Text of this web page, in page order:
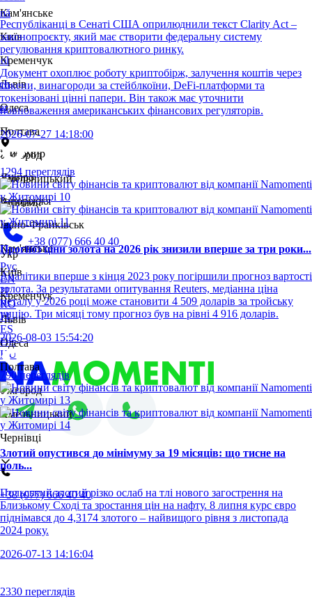
Кам'янське
Київ
Кременчук
Львів
Одеса
Полтава
Ужгород
Хмельницький
Чернівці
+38 (077) 666 40 40
Укр
Рус
EN
IT
RO
PL
ES
DE
HU
Житомир
Дніпро
Запоріжжя
Івано-Франківськ
Кам'янське
Київ
Кременчук
Львів
Одеса
Полтава
Ужгород
Хмельницький
Чернівці
+38 (077) 666 40 40
Республіканці в Сенаті США оприлюднили текст Clarity Act –
законопроєкту, який має створити федеральну систему
регулювання криптовалютного ринку.
Документ охоплює роботу криптобірж, залучення коштів через
токени, винагороди за стейблкоїни, DeFi-платформи та
токенізовані цінні папери. Він також має уточнити
повноваження американських фінансових регуляторів.
2026-07-27 14:18:00
1294 переглядів
Прогноз ціни золота на 2026 рік знизили вперше за три роки...
Аналітики вперше з кінця 2023 року погіршили прогноз вартості
золота. За результатами опитування Reuters, медіанна ціна
металу у 2026 році може становити 4 509 доларів за тройську
унцію. Три місяці тому прогноз був на рівні 4 916 доларів.
2026-08-03 15:54:20
790 переглядів
Злотий опустився до мінімуму за 19 місяців: що тисне на
поль...
Польський злотий різко ослаб на тлі нового загострення на
Близькому Сході та зростання цін на нафту. 8 липня курс євро
піднімався до 4,3174 злотого – найвищого рівня з листопада
2024 року.
2026-07-13 14:16:04
2330 переглядів